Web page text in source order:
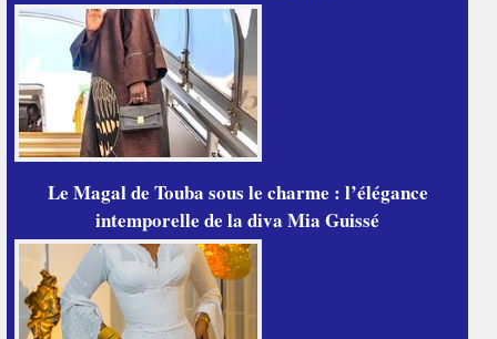
Le Magal de Touba sous le charme : l’élégance
intemporelle de la diva Mia Guissé